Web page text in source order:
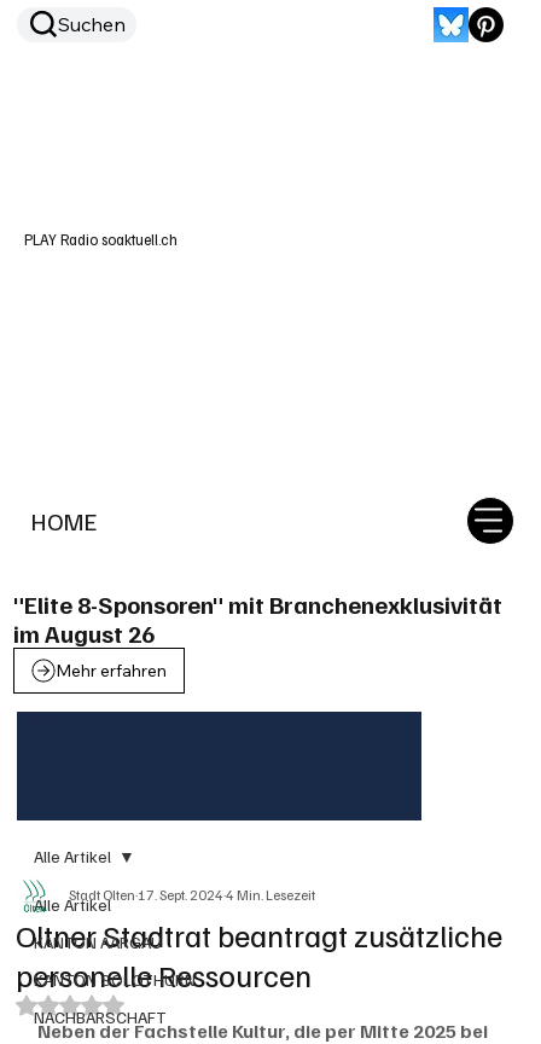
HOME
Suchen
PLAY Radio soaktuell.ch
"Elite 8-Sponsoren" mit Branchenexklusivität
im August 26
Mehr erfahren
Alle Artikel
KANTON AARGAU
KANTON SOLOTHURN
NACHBARSCHAFT
Alle Artikel
Oltner Stadtrat beantragt zusätzliche
personelle Ressourcen
Stadt Olten17. Sept. 20244 Min. Lesezeit
Mit NaN von 5 Sternen bewertet.
Neben der Fachstelle Kultur, die per Mitte 2025 bei